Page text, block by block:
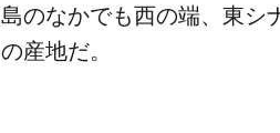
の​なかでも​西の​端、​東シ
産地だ。